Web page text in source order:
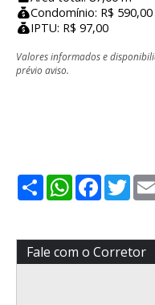
Condomínio: R$ 590,00
IPTU: R$ 97,00
Valores informados e
prévio aviso.
ShareWhatsApp
Fale com o Corretor